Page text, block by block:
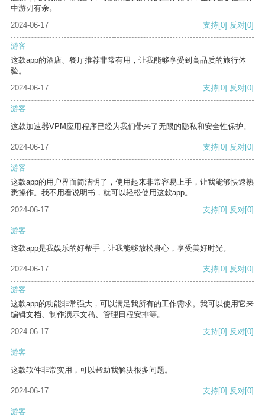
中游刃有余。
2024-06-17
支持[0] 反对[0]
游客
这款app的酒店、餐厅推荐非常有用，让我能够享受到高品质的旅行体
验。
2024-06-17
支持[0] 反对[0]
游客
这款加速器VPM应用程序已经为我们带来了无限的隐私和安全性保护。
2024-06-17 支持[0] 反对[0]
游客
这款app的用户界面简洁明了，使用起来非常容易上手，让我能够快速熟
悉操作。我不用看说明书，就可以轻松使用这款app。
2024-06-17
支持[0] 反对[0]
游客
这款app是我娱乐的好帮手，让我能够放松身心，享受美好时光。
2024-06-17 支持[0] 反对[0]
游客
这款app的功能非常强大，可以满足我所有的工作需求。我可以使用它来
编辑文档、制作演示文稿、管理日程安排等。
2024-06-17
支持[0] 反对[0]
游客
这款软件非常实用，可以帮助我解决很多问题。
2024-06-17 支持[0] 反对[0]
游客